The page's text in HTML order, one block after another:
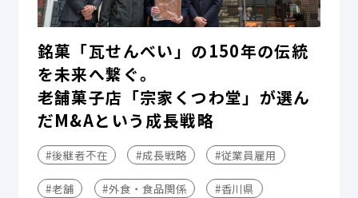
銘菓「瓦せんべい」の150年の伝統
を未来へ繋ぐ。
老舗菓子店「宗家くつわ堂」が選ん
だM&Aという成長戦略
#後継者不在 #成長戦略 #従業員雇用
#老舗 #外食・食品関係 #香川県